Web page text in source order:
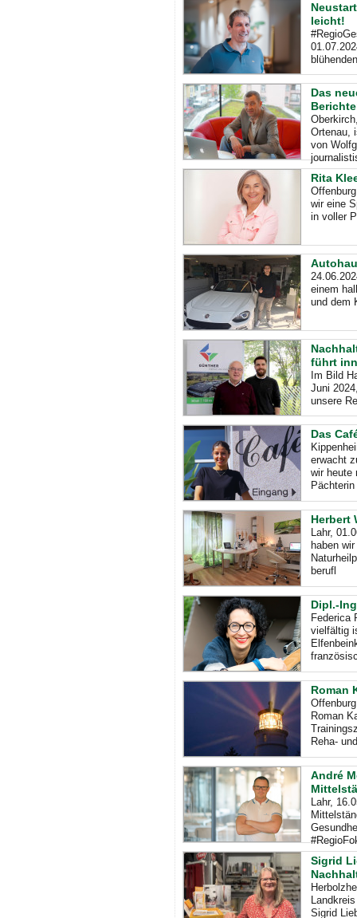
leicht!
Das
Ortenau,
von
Rita
wir eine
in voller
einem
und dem
führt
Im Bild
Juni
unsere
Das
erwacht
wir heute
Herbert
Lahr,
haben
berufl
Dipl.-
Federica
vielfältig
Roman
Roman
Reha-
André
Lahr,
Sigrid
Sigrid